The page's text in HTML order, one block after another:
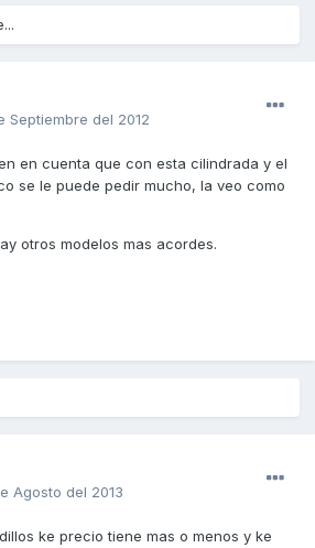
Septiembre del 2012
en cuenta que con esta cilindrada y el
se le puede pedir mucho, la veo como
otros modelos mas acordes.
Agosto del 2013
ke precio tiene mas o menos y ke